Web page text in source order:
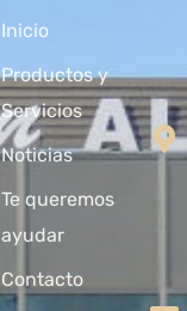
Inicio
Productos y
Servicios
Noticias
Te queremos
ayudar
Contacto